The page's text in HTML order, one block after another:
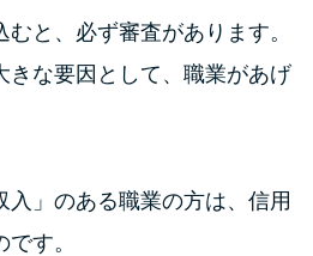
ローンQ&A
いをそのまま払いきると
と、必ず審査があります。
きな要因として、職業があげ
入」のある職業の方は、信用
す。